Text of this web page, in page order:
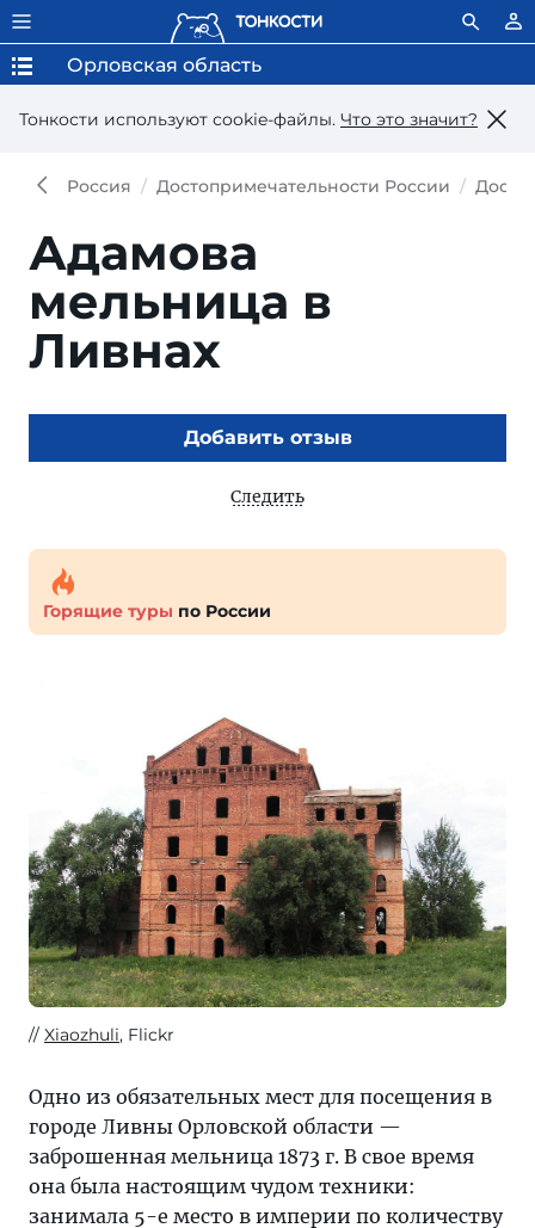
Тонкости используют сookie-файлы. Что это значит?
Орловская область
Россия Достопримечательности России
Адамова
мельница в
Ливнах
Добавить отзыв
Следить
Горящие туры по России
Xiaozhuli, Flickr
Одно из обязательных мест для посещения в
городе Ливны Орловской области —
заброшенная мельница 1873 г. В свое время
она была настоящим чудом техники:
занимала 5-е место в империи по количеству